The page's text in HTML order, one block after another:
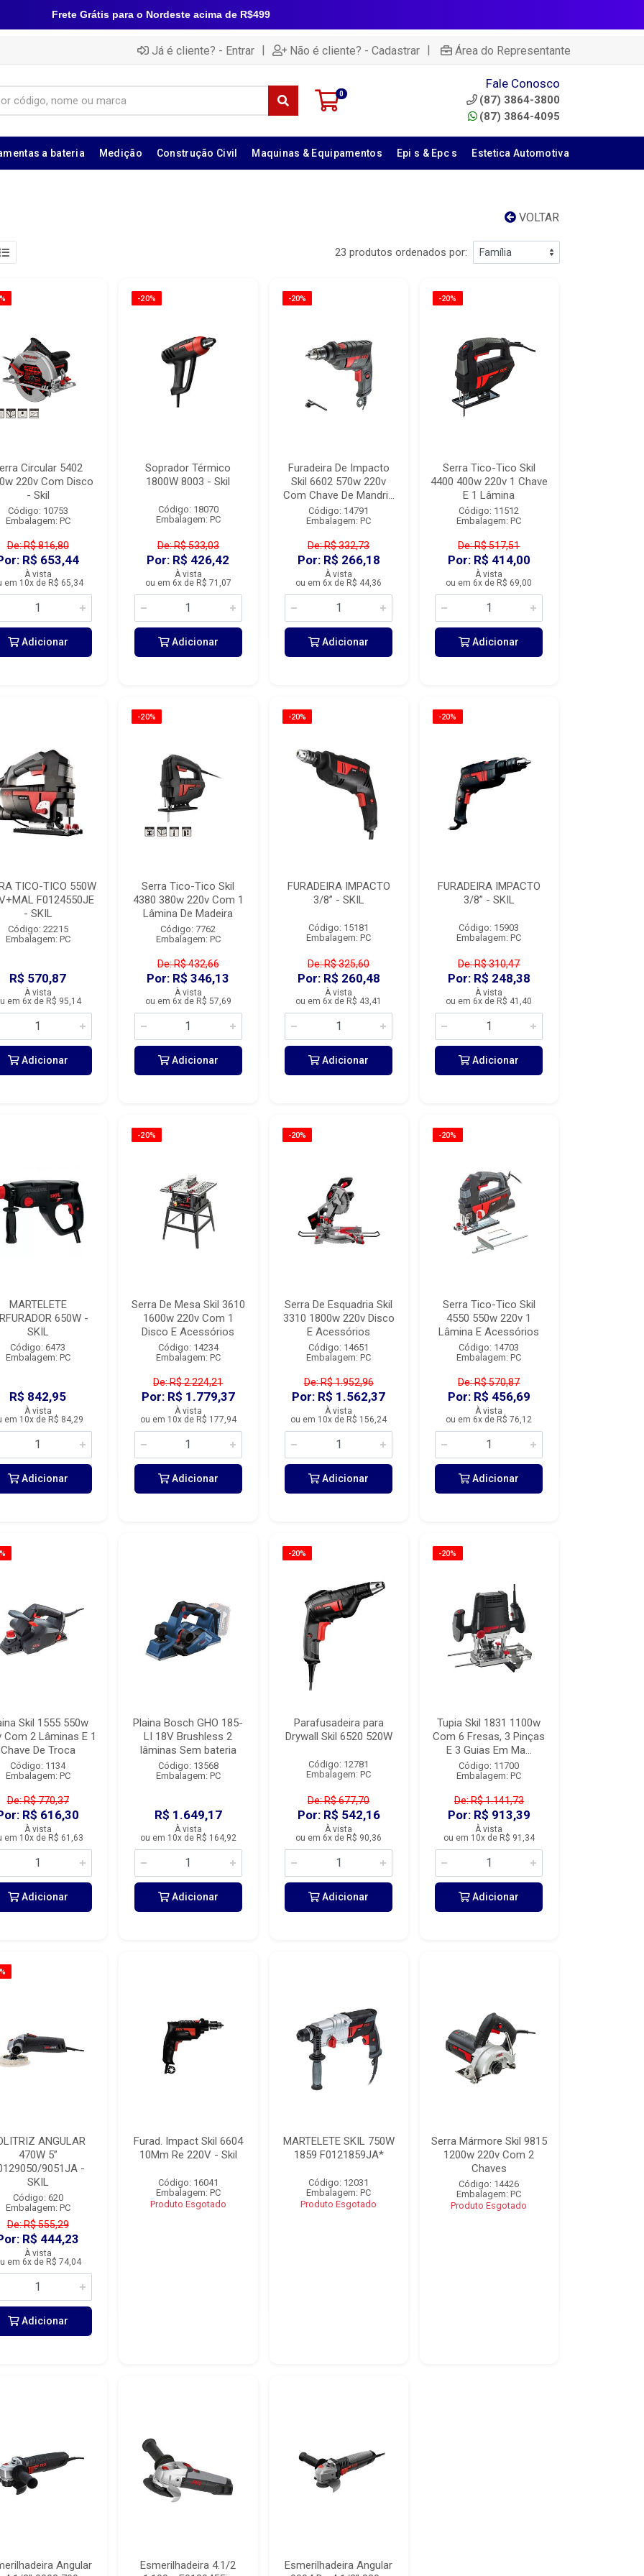
Já é cliente? - Entrar | Não é cliente? - Cadastrar | Área do Representante
0
Fale Conosco
(87) 3864-3800
(87) 3864-4095
Frete Grátis para o Nordeste acima de R$499
a bateria Medição Construção Civil Maquinas & Equipamentos Epi s & Epc s Estetica Automotiva
VOLTAR
23 produtos ordenados por:
Circular 5402
220v Com Disco
- Skil
Código: 10753
Embalagem: PC
De: R$ 816,80
R$ 653,44
À vista
em 10x de R$ 65,34
Adicionar
-20%
Soprador Térmico
1800W 8003 - Skil
Código: 18070
Embalagem: PC
De: R$ 533,03
Por: R$ 426,42
À vista
ou em 6x de R$ 71,07
Adicionar
-20%
Furadeira De Impacto
Skil 6602 570w 220v
Com Chave De Mandri...
Código: 14791
Embalagem: PC
De: R$ 332,73
Por: R$ 266,18
À vista
ou em 6x de R$ 44,36
Adicionar
-20%
Serra Tico-Tico Skil
4400 400w 220v 1 Chave
E 1 Lâmina
Código: 11512
Embalagem: PC
De: R$ 517,51
Por: R$ 414,00
À vista
ou em 6x de R$ 69,00
Adicionar
TICO-TICO 550W
F0124550JE
- SKIL
Código: 22215
Embalagem: PC
R$ 570,87
À vista
em 6x de R$ 95,14
Adicionar
-20%
Serra Tico-Tico Skil
4380 380w 220v Com 1
Lâmina De Madeira
Código: 7762
Embalagem: PC
De: R$ 432,66
Por: R$ 346,13
À vista
ou em 6x de R$ 57,69
Adicionar
-20%
FURADEIRA IMPACTO
3/8” - SKIL
Código: 15181
Embalagem: PC
De: R$ 325,60
Por: R$ 260,48
À vista
ou em 6x de R$ 43,41
Adicionar
-20%
FURADEIRA IMPACTO
3/8” - SKIL
Código: 15903
Embalagem: PC
De: R$ 310,47
Por: R$ 248,38
À vista
ou em 6x de R$ 41,40
Adicionar
MARTELETE
650W -
SKIL
Código: 6473
Embalagem: PC
R$ 842,95
À vista
em 10x de R$ 84,29
Adicionar
-20%
Serra De Mesa Skil 3610
1600w 220v Com 1
Disco E Acessórios
Código: 14234
Embalagem: PC
De: R$ 2.224,21
Por: R$ 1.779,37
À vista
ou em 10x de R$ 177,94
Adicionar
-20%
Serra De Esquadria Skil
3310 1800w 220v Disco
E Acessórios
Código: 14651
Embalagem: PC
De: R$ 1.952,96
Por: R$ 1.562,37
À vista
ou em 10x de R$ 156,24
Adicionar
-20%
Serra Tico-Tico Skil
4550 550w 220v 1
Lâmina E Acessórios
Código: 14703
Embalagem: PC
De: R$ 570,87
Por: R$ 456,69
À vista
ou em 6x de R$ 76,12
Adicionar
Skil 1555 550w
Com 2 Lâminas E 1
Chave De Troca
Código: 1134
Embalagem: PC
De: R$ 770,37
R$ 616,30
À vista
em 10x de R$ 61,63
Adicionar
Plaina Bosch GHO 185-
LI 18V Brushless 2
lâminas Sem bateria
Código: 13568
Embalagem: PC
R$ 1.649,17
À vista
ou em 10x de R$ 164,92
Adicionar
-20%
Parafusadeira para
Drywall Skil 6520 520W
Código: 12781
Embalagem: PC
De: R$ 677,70
Por: R$ 542,16
À vista
ou em 6x de R$ 90,36
Adicionar
-20%
Tupia Skil 1831 1100w
Com 6 Fresas, 3 Pinças
E 3 Guias Em Ma...
Código: 11700
Embalagem: PC
De: R$ 1.141,73
Por: R$ 913,39
À vista
ou em 10x de R$ 91,34
Adicionar
ANGULAR
470W 5”
9051JA -
SKIL
Código: 620
Embalagem: PC
De: R$ 555,29
R$ 444,23
À vista
em 6x de R$ 74,04
Adicionar
Furad. Impact Skil 6604
10Mm Re 220V - Skil
Código: 16041
Embalagem: PC
Produto Esgotado
MARTELETE SKIL 750W
1859 F0121859JA*
Código: 12031
Embalagem: PC
Produto Esgotado
Serra Mármore Skil 9815
1200w 220v Com 2
Chaves
Código: 14426
Embalagem: PC
Produto Esgotado
Angular
Esmerilhadeira 4.1/2
Esmerilhadeira Angular